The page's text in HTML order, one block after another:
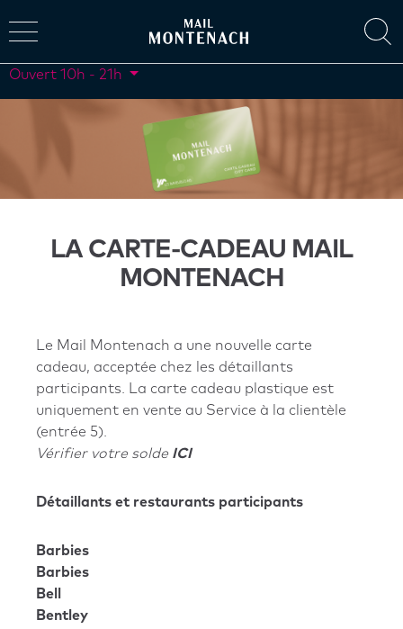
Ouvert 10h - 21h
LA CARTE-CADEAU MAIL
MONTENACH
Le Mail Montenach a une nouvelle carte
cadeau, acceptée chez les détaillants
participants. La carte cadeau plastique est
uniquement en vente au Service à la clientèle
(entrée 5).
Vérifier votre solde ICI
Détaillants et restaurants participants
Barbies
Barbies
Bell
Bentley